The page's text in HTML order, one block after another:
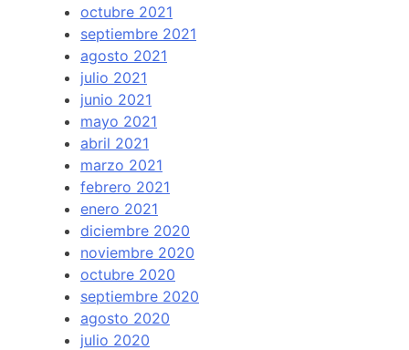
octubre 2021
septiembre 2021
agosto 2021
julio 2021
junio 2021
mayo 2021
abril 2021
marzo 2021
febrero 2021
enero 2021
diciembre 2020
noviembre 2020
octubre 2020
septiembre 2020
agosto 2020
julio 2020